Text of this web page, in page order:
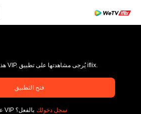
pay limit
هذه الحلقة لأعضاء VIP. يُرجى مشاهدتها على تطبيق iflix.
فتح التطبيق
عضو VIP بالفعل؟ سجل دخولك